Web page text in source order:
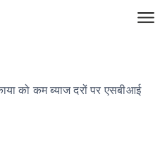
को कम ब्याज दरों पर एसबीआई